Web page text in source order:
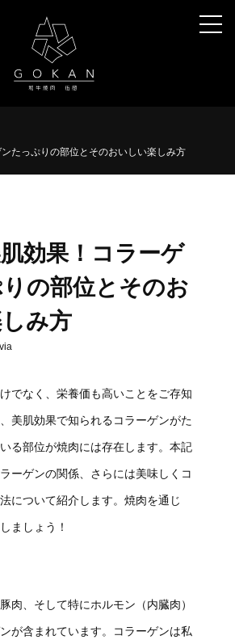
たっぷりの部位とそのおいしい楽しみ方
効果！コラーゲ
の部位とそのお
み方
でなく、栄養価も高いことをご存知
美肌効果で知られるコラーゲンがた
る部位が焼肉には存在します。本記
ーゲンの関係、さらには美味しくコ
について紹介します。焼肉を通じ
ましょう！
肉、そして特にホルモン（内臓肉）
が含まれています。コラーゲンは私